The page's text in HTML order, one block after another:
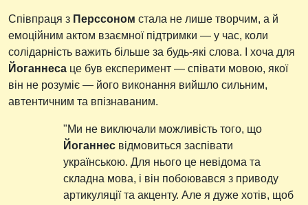
Співпраця з Перссоном стала не лише творчим, а й
емоційним актом взаємної підтримки — у час, коли
солідарність важить більше за будь-які слова. І хоча для
Йоганнеса це був експеримент — співати мовою, якої
він не розуміє — його виконання вийшло сильним,
автентичним та впізнаваним.
"Ми не виключали можливість того, що
Йоганнес відмовиться заспівати
українською. Для нього це невідома та
складна мова, і він побоювався з приводу
артикуляції та акценту. Але я дуже хотів, щоб